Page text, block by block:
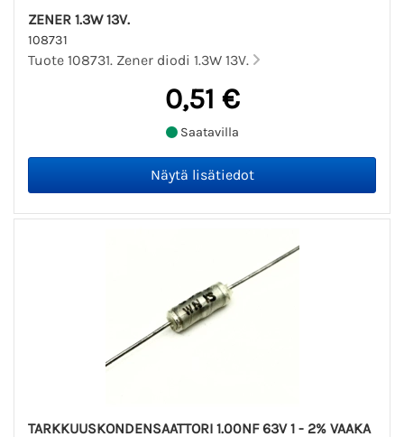
ZENER 1.3W 13V.
108731
Tuote 108731. Zener diodi 1.3W 13V.
0,51 €
Saatavilla
TARKKUUSKONDENSAATTORI 1.00NF 63V 1 - 2% VAAKA